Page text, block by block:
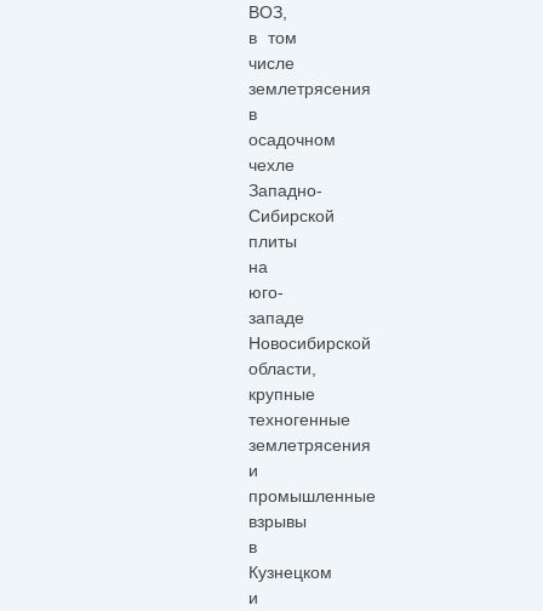
ВОЗ,
в том
числе
землетрясения
в
осадочном
чехле
Западно-
Сибирской
плиты
на
юго-
западе
Новосибирской
области,
крупные
техногенные
землетрясения
и
промышленные
взрывы
в
Кузнецком
и